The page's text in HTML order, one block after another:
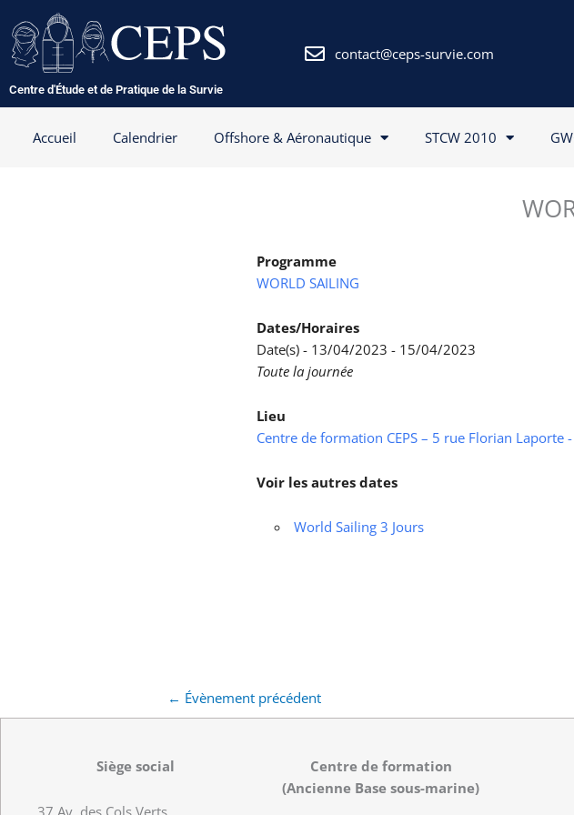
au
contenu
Centre d'Étude et de Pratique de la Survie
contact@ceps-survie.com
Accueil Calendrier Offshore & Aéronautique STCW 2010
Programme
WORLD SAILING
Dates/Horaires
Date(s) - 13/04/2023 - 15/04/2023
Toute la journée
Lieu
Centre de formation CEPS – 5 rue Florian Laporte
Voir les autres dates
World Sailing 3 Jours
← Évènement précédent
Siège social
Centre de formation
(Ancienne Base sous-marine)